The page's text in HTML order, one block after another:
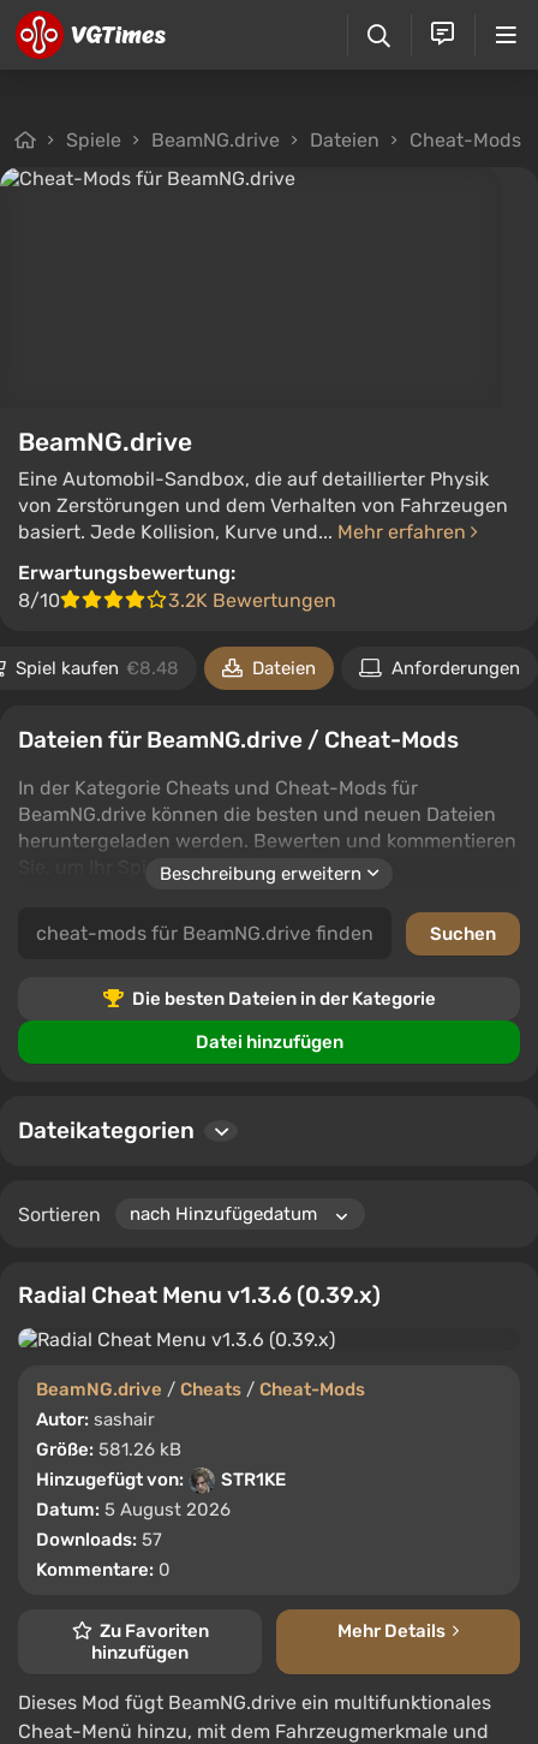
Spiele BeamNG.drive Dateien Cheat-Mods
BeamNG.drive
Eine Automobil-Sandbox, die auf detaillierter Physik
von Zerstörungen und dem Verhalten von Fahrzeugen
basiert. Jede Kollision, Kurve und... Mehr erfahren
Erwartungsbewertung:
8/10
3.2K Bewertungen
Spiel kaufen €8.48 Dateien Anforderungen
Dateien für BeamNG.drive / Cheat-Mods
In der Kategorie Cheats und Cheat-Mods für
BeamNG.drive können die besten und neuen Dateien
heruntergeladen werden. Bewerten und kommentieren
Sie, um Ihr Spielerlebnis zu verbessern.
Cheats und Mods schalten einzigartige Fähigkeiten in
BeamNG.drive frei und fügen neue Levels und
zur Verbesserung des Gameplays.
Beschreibung erweitern
Die besten Dateien in der Kategorie
Datei hinzufügen
Dateikategorien
Sortieren
Radial Cheat Menu v1.3.6 (0.39.x)
BeamNG.drive / Cheats / Cheat-Mods
Autor: sashair
Größe: 581.26 kB
Hinzugefügt von:
STR1KE
Datum: 5 August 2026
Downloads: 57
Kommentare: 0
Zu Favoriten
hinzufügen
Mehr Details
Dieses Mod fügt BeamNG.drive ein multifunktionales
Cheat-Menü hinzu, mit dem Fahrzeugmerkmale und